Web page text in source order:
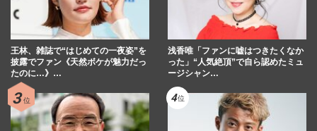
王林、雑誌で“はじめての一夜姿”を
披露でファン《天然ボケが魅力だっ
たのに…》…
浅香唯「ファンに嘘はつきたくなか
った」“人気絶頂”で自ら認めたミュ
ージシャン…